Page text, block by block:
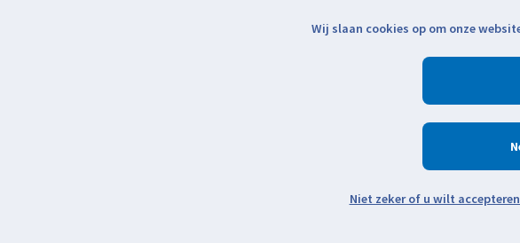
Wij slaan cookies op om onze